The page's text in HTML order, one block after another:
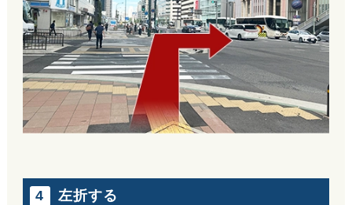
4 左折する